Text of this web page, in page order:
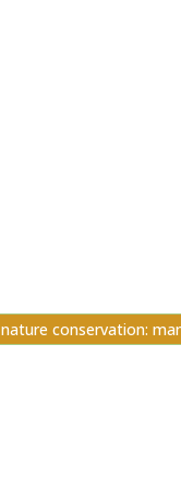
nature conservation: